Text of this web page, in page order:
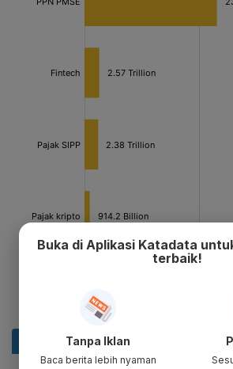
Buka di Aplikasi Katadata
terbaik!
Tanpa Iklan
Baca berita lebih nyaman